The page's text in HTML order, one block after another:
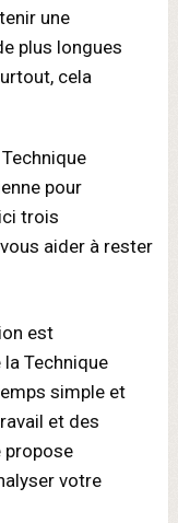
une
plus longues
cela
pour
trois
aider à rester
est
Technique
simple et
et des
propose
votre